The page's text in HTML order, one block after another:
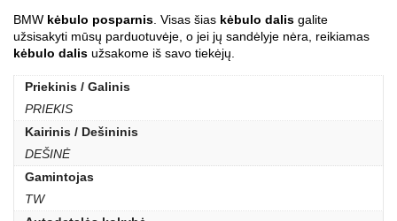
BMW kėbulo posparnis. Visas šias kėbulo dalis galite
užsisakyti mūsų parduotuvėje, o jei jų sandėlyje nėra, reikiamas
kėbulo dalis užsakome iš savo tiekėjų.
Priekinis / Galinis
PRIEKIS
Kairinis / Dešininis
DEŠINĖ
Gamintojas
TW